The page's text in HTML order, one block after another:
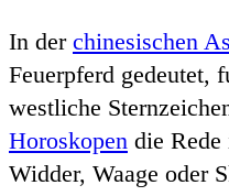
In der chinesischen
Feuerpferd gedeutet,
westliche
Horoskopen die Rede
Widder, Waage oder